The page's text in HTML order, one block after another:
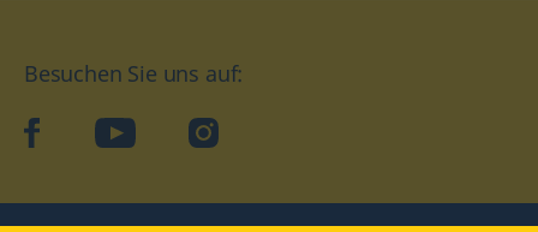
Besuchen Sie uns auf:
facebookYouTube Instagram